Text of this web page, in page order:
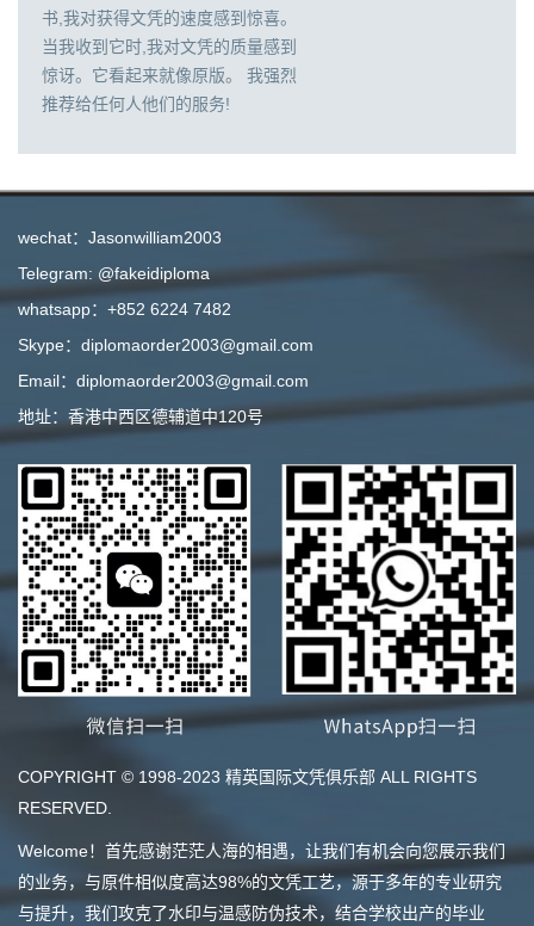
书,我对获得文凭的速度感到惊喜。
当我收到它时,我对文凭的质量感到
惊讶。它看起来就像原版。 我强烈
推荐给任何人他们的服务!
wechat：Jasonwilliam2003
Telegram: @fakeidiploma
whatsapp：+852 6224 7482
Skype：diplomaorder2003@gmail.com
Email：diplomaorder2003@gmail.com
地址：香港中西区德辅道中120号
COPYRIGHT © 1998-2023 精英国际文凭俱乐部 ALL RIGHTS
RESERVED.
Welcome！首先感谢茫茫人海的相遇，让我们有机会向您展示我们
的业务，与原件相似度高达98%的文凭工艺，源于多年的专业研究
与提升，我们攻克了水印与温感防伪技术，结合学校出产的毕业